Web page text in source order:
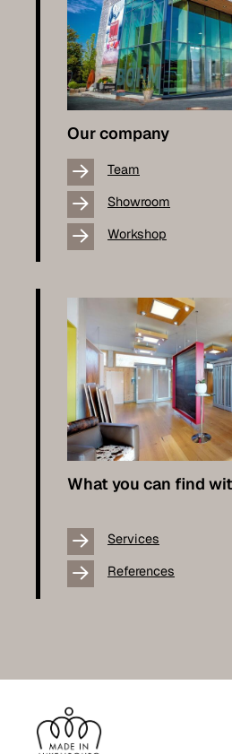
Our company
Team
Showroom
Workshop
What you can find
Services
References